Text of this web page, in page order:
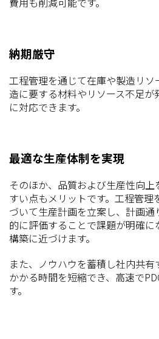
納期厳守
工程管理を通じて在庫や製造リ
造に要する材料やリソース不足
に対応できます。
最適な生産体制を実現
そのほか、品質および生産性向
すい点もメリットです。工程管
づいて生産計画を立案し、計画
的に評価することで課題が明確
構築に近づけます。
また、ノウハウを蓄積し社内共
かかる時間を短縮でき、高速で
す。